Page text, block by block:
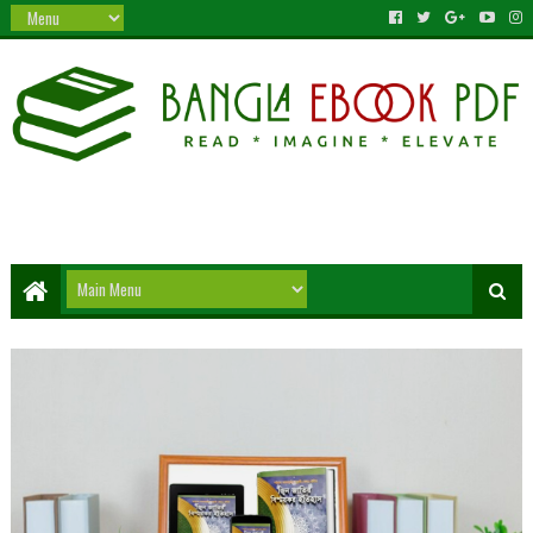
স্পেনের পতন ও আমেরিকা আবিষ্কার / স্পেন টু